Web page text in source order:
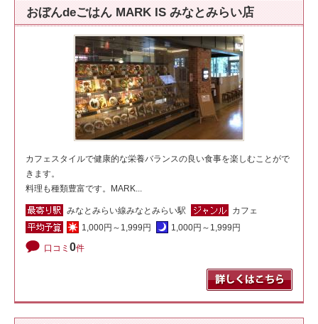
おぼんdeごはん MARK IS みなとみらい店
カフェスタイルで健康的な栄養バランスの良い食事を楽しむことがで
きます。
料理も種類豊富です。MARK...
みなとみらい線みなとみらい駅
カフェ
1,000円～1,999円
1,000円～1,999円
口コミ 0件